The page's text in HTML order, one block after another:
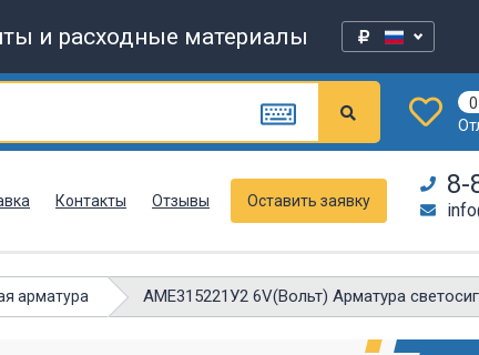
и расходные материалы
0
Контакты Отзывы Оставить заявку
8-
арматура АМЕ315221У2 6V(Вольт) Арматура